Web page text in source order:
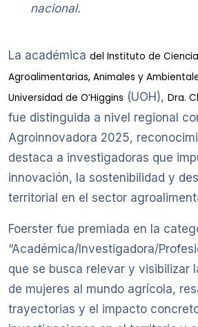
nacional.
La académica del Instituto de
Agroalimentarias, Animales y
Universidad de O’Higgins (UOH), Dra.
fue distinguida a nivel regional
Agroinnovadora 2025,
destaca a investigadoras que
innovación, la sostenibilidad y
territorial en el sector
Foerster fue premiada en la
“Académica/Investigadora/
que se busca relevar y visibilizar
de mujeres al mundo agrícola,
trayectorias y el impacto